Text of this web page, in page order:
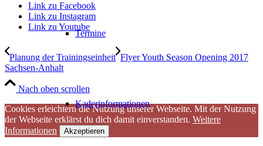
Termine
Kaderinformationen
Link zu Facebook
Link zu Instagram
Link zu Youtube
Planung der Trainingseinheit Flyer Youth Season Opening 2017
Sachsen-Anhalt
Nach oben scrollen
Cookies erleichtern die Nutzung unserer Webseite. Mit der Nutzung
der Webseite erklärst du dich damit einverstanden. Weitere
Informationen
Akzeptieren